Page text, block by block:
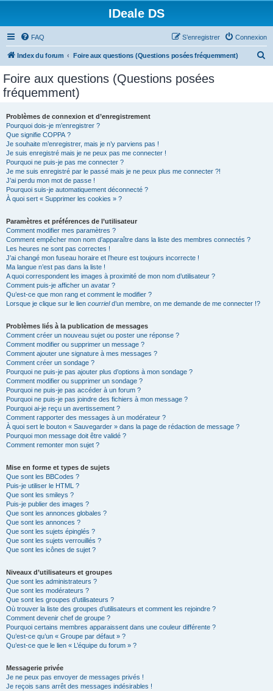
IDeale DS
FAQ Connexion
S’enregistrer
Index du forum Foire aux questions (Questions posées fréquemment)
Foire aux questions (Questions posées
fréquemment)
Problèmes de connexion et d’enregistrement
Pourquoi dois-je m’enregistrer ?
Que signifie COPPA ?
Je souhaite m’enregistrer, mais je n’y parviens pas !
Je suis enregistré mais je ne peux pas me connecter !
Pourquoi ne puis-je pas me connecter ?
Je me suis enregistré par le passé mais je ne peux plus me connecter ?!
J’ai perdu mon mot de passe !
Pourquoi suis-je automatiquement déconnecté ?
À quoi sert « Supprimer les cookies » ?
Paramètres et préférences de l’utilisateur
Comment modifier mes paramètres ?
Comment empêcher mon nom d’apparaître dans la liste des membres connectés ?
Les heures ne sont pas correctes !
J’ai changé mon fuseau horaire et l’heure est toujours incorrecte !
Ma langue n’est pas dans la liste !
A quoi correspondent les images à proximité de mon nom d’utilisateur ?
Comment puis-je afficher un avatar ?
Qu’est-ce que mon rang et comment le modifier ?
Lorsque je clique sur le lien courrield’un membre, on me demande de me connecter !?
Problèmes liés à la publication de messages
Comment créer un nouveau sujet ou poster une réponse ?
Comment modifier ou supprimer un message ?
Comment ajouter une signature à mes messages ?
Comment créer un sondage ?
Pourquoi ne puis-je pas ajouter plus d’options à mon sondage ?
Comment modifier ou supprimer un sondage ?
Pourquoi ne puis-je pas accéder à un forum ?
Pourquoi ne puis-je pas joindre des fichiers à mon message ?
Pourquoi ai-je reçu un avertissement ?
Comment rapporter des messages à un modérateur ?
À quoi sert le bouton « Sauvegarder » dans la page de rédaction de message ?
Pourquoi mon message doit être validé ?
Comment remonter mon sujet ?
Mise en forme et types de sujets
Que sont les BBCodes ?
Puis-je utiliser le HTML ?
Que sont les smileys ?
Puis-je publier des images ?
Que sont les annonces globales ?
Que sont les annonces ?
Que sont les sujets épinglés ?
Que sont les sujets verrouillés ?
Que sont les icônes de sujet ?
Niveaux d’utilisateurs et groupes
Que sont les administrateurs ?
Que sont les modérateurs ?
Que sont les groupes d’utilisateurs ?
Où trouver la liste des groupes d’utilisateurs et comment les rejoindre ?
Comment devenir chef de groupe ?
Pourquoi certains membres apparaissent dans une couleur différente ?
Qu’est-ce qu’un « Groupe par défaut » ?
Qu’est-ce que le lien « L’équipe du forum » ?
Messagerie privée
Je ne peux pas envoyer de messages privés !
Je reçois sans arrêt des messages indésirables !